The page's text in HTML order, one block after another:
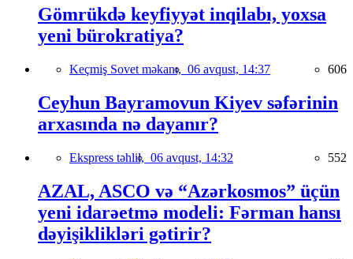
Gömrükdə keyfiyyət inqilabı, yoxsa
yeni bürokratiya?
Keçmiş Sovet məkanı, 06 avqust, 14:37 606
Ceyhun Bayramovun Kiyev səfərinin
arxasında nə dayanır?
Ekspress təhlil, 06 avqust, 14:32 552
AZAL, ASCO və “Azərkosmos” üçün
yeni idarəetmə modeli: Fərman hansı
dəyişiklikləri gətirir?